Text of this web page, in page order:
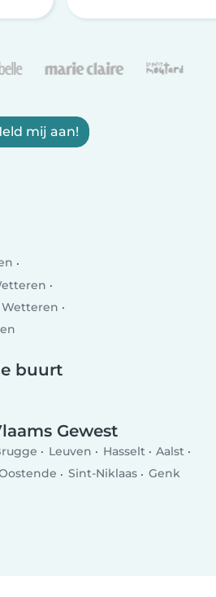
mij aan!
buurt
Gewest
Leuven Hasselt
Aalst
Sint-Niklaas Genk